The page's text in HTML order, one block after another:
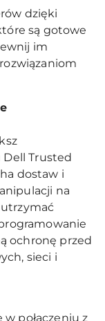
dzięki
są gotowe
im
Trusted
dostaw i
na
ochronę przed
sieci i
połączeniu z